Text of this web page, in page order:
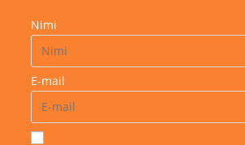
Nimi
E-mail